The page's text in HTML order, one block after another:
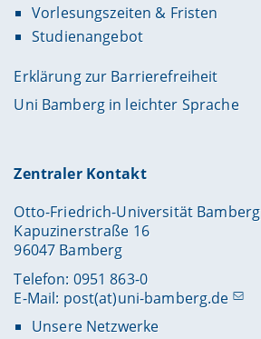
Vorlesungszeiten & Fristen
Studienangebot
Erklärung zur Barrierefreiheit
Uni Bamberg in leichter Sprache
Zentraler Kontakt
Otto-Friedrich-Universität Bamberg
Kapuzinerstraße 16
96047 Bamberg
Telefon: 0951 863-0
E-Mail: post(at)uni-bamberg.de
Unsere Netzwerke